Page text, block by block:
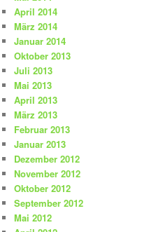
April 2014
März 2014
Januar 2014
Oktober 2013
Juli 2013
Mai 2013
April 2013
März 2013
Februar 2013
Januar 2013
Dezember 2012
November 2012
Oktober 2012
September 2012
Mai 2012